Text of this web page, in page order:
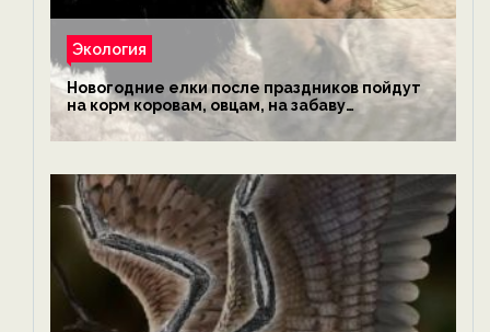
Экология
Новогодние елки после праздников пойдут
на корм коровам, овцам, на забаву
обезьянам, львам и леопардам — новости
экологии на ECOportal